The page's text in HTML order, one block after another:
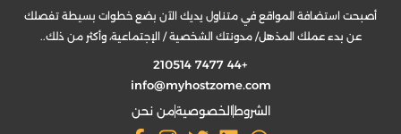
أصبحت استضافة المواقع في متناول يديك الآن بضع خطوات بسيطة تفصلك
عن بدء عملك المذهل/ مدونتك الشخصية / الإجتماعية، وأكثر من ذلك..
+44 7477 210514
info@myhostzome.com
الشروطالخصوصيةمن نحن